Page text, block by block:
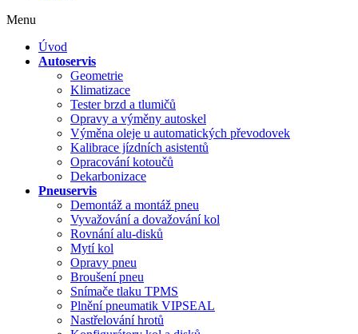
Menu
Úvod
Autoservis
Geometrie
Klimatizace
Tester brzd a tlumičů
Opravy a výměny autoskel
Výměna oleje u automatických převodovek
Kalibrace jízdních asistentů
Opracování kotoučů
Dekarbonizace
Pneuservis
Demontáž a montáž pneu
Vyvažování a dovažování kol
Rovnání alu-disků
Mytí kol
Opravy pneu
Broušení pneu
Snímače tlaku TPMS
Plnění pneumatik VIPSEAL
Nastřelování hrotů